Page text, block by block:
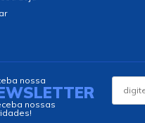
nossa
nossas